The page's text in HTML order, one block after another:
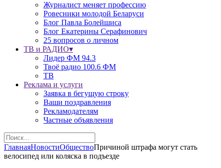
Журналист меняет профессию
Ровесники молодой Беларуси
Блог Павла Болейшиса
Блог Екатерины Серафинович
25 вопросов о личном
ТВ и РАДИО▾
Лидер ФМ 94.3
Твоё радио 100.6 ФМ
ТВ
Реклама и услуги
Заявка в бегущую строку
Ваши поздравления
Рекламодателям
Частные объявления
ГлавнаяНовостиОбществоПричиной штрафа могут стать
велосипед или коляска в подъезде